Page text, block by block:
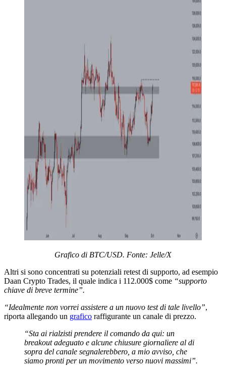
Grafico di BTC/USD. Fonte: Jelle/X
Altri si sono concentrati su potenziali retest di supporto, ad esempio
Daan Crypto Trades, il quale indica i 112.000$ come “supporto
chiave di breve termine”.
“Idealmente non vorrei assistere a un nuovo test di tale livello”,
riporta allegando un grafico raffigurante un canale di prezzo.
“Sta ai rialzisti prendere il comando da qui: un
breakout adeguato e alcune chiusure giornaliere al di
sopra del canale segnalerebbero, a mio avviso, che
siamo pronti per un movimento verso nuovi massimi”.